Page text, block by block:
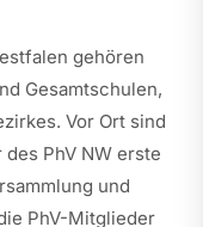
gehören
Gesamtschulen,
Vor Ort sind
PhV NW erste
und
PhV-Mitglieder